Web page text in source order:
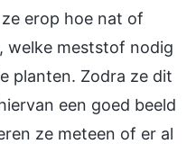
erop hoe nat of
welke meststof nodig
planten. Zodra ze dit
een goed beeld
ze meteen of er al